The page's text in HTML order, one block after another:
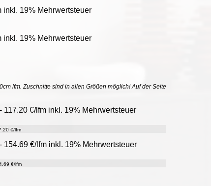
inkl. 19% Mehrwertsteuer
inkl. 19% Mehrwertsteuer
lfm. Zuschnitte sind in allen Größen möglich! Auf der Seite
€/lfm inkl. 19% Mehrwertsteuer
€/lfm
€/lfm inkl. 19% Mehrwertsteuer
€/lfm